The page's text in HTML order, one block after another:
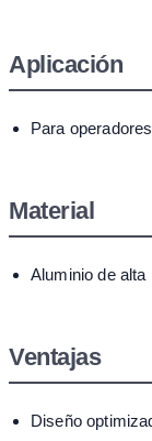
Aplicación
Para
Material
Aluminio de alta
Ventajas
Diseño